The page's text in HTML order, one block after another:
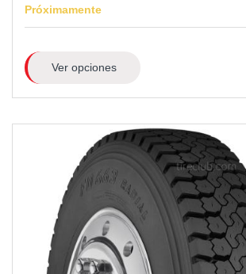
Próximamente
Ver opciones